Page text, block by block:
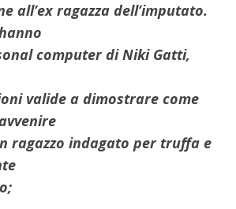
all’ex ragazza dell’imputato.
computer di Niki Gatti,
valide a dimostrare come
ragazzo indagato per truffa e